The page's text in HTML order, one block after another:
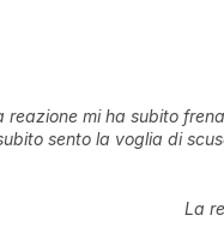
reazione mi ha subito
sento la voglia di
La